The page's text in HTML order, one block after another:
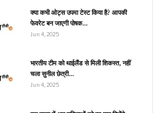
क्या कभी ओट्स उपमा टेस्ट किया है? आपकी
फेवरेट बन जाएगी पोषक…
Jun 4, 2025
भारतीय टीम को थाईलैंड से मिली शिकस्त, नहीं
चला सुनील छेत्री…
Jun 4, 2025